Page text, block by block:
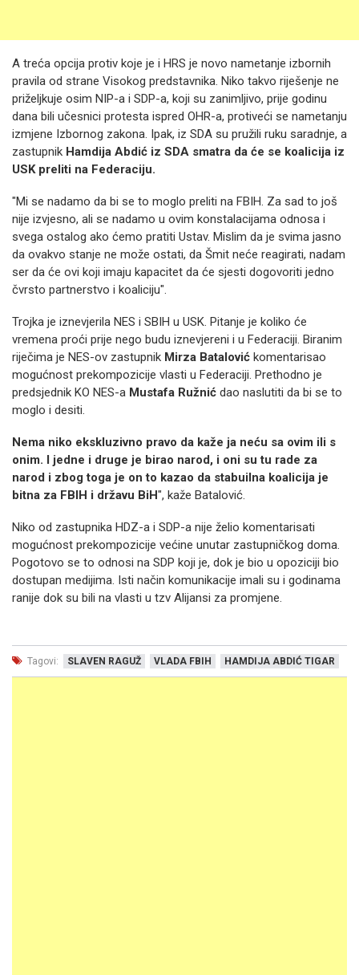
A treća opcija protiv koje je i HRS je novo nametanje izbornih
pravila od strane Visokog predstavnika. Niko takvo riješenje ne
priželjkuje osim NIP-a i SDP-a, koji su zanimljivo, prije godinu
dana bili učesnici protesta ispred OHR-a, protiveći se nametanju
izmjene Izbornog zakona. Ipak, iz SDA su pružili ruku saradnje, a
zastupnik Hamdija Abdić iz SDA smatra da će se koalicija iz
USK preliti na Federaciju.
"Mi se nadamo da bi se to moglo preliti na FBIH. Za sad to još
nije izvjesno, ali se nadamo u ovim konstalacijama odnosa i
svega ostalog ako ćemo pratiti Ustav. Mislim da je svima jasno
da ovakvo stanje ne može ostati, da Šmit neće reagirati, nadam
ser da će ovi koji imaju kapacitet da će sjesti dogovoriti jedno
čvrsto partnerstvo i koaliciju".
Trojka je iznevjerila NES i SBIH u USK. Pitanje je koliko će
vremena proći prije nego budu iznevjereni i u Federaciji. Biranim
riječima je NES-ov zastupnik Mirza Batalović komentarisao
mogućnost prekompozicije vlasti u Federaciji. Prethodno je
predsjednik KO NES-a Mustafa Ružnić dao naslutiti da bi se to
moglo i desiti.
Nema niko ekskluzivno pravo da kaže ja neću sa ovim ili s
onim. I jedne i druge je birao narod, i oni su tu rade za
narod i zbog toga je on to kazao da stabuilna koalicija je
bitna za FBIH i državu BiH", kaže Batalović.
Niko od zastupnika HDZ-a i SDP-a nije želio komentarisati
mogućnost prekompozicije većine unutar zastupničkog doma.
Pogotovo se to odnosi na SDP koji je, dok je bio u opoziciji bio
dostupan medijima. Isti način komunikacije imali su i godinama
ranije dok su bili na vlasti u tzv Alijansi za promjene.
Tagovi: SLAVEN RAGUŽ VLADA FBIH HAMDIJA ABDIĆ TIGAR